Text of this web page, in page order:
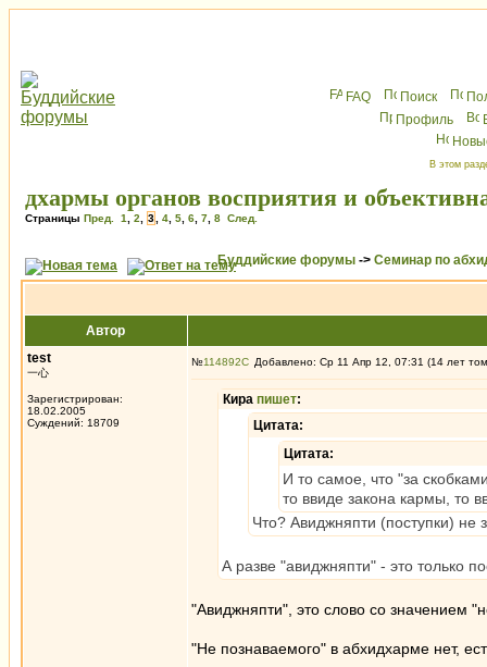
FAQ Поиск
Профиль
В этом
дхармы органов восприятия и
Страницы Пред. 1 2 3 4 5 6 7 8 След.
Буддийские форумы -> Семинар по
Автор
test
一心
Зарегистрирован:
18.02.2005
Суждений: 18709
№114892 Добавлено: Ср 11 Апр 12, 07:31 (14 лет
Кира пишет:
Цитата:
Цитата:
И то самое, что "за
то ввиде закона кармы, то
Что? Авиджняпти (поступки) не
А разве "авиджняпти" - это только
"Авиджняпти", это слово со значением
"Не познаваемого" в абхидхарме нет,